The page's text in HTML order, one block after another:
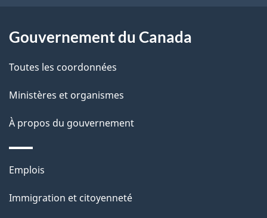
a
g
e
a
t
i
n
s
r
c
Gouvernement du Canada
Toutes les coordonnées
Ministères et organismes
À propos du gouvernement
Thèmes
sujets
Emplois
Immigration et citoyenneté